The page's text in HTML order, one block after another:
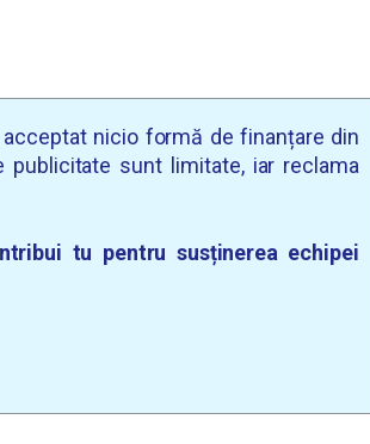
nicio formă de finanțare din
publicitate sunt limitate, iar reclama
tu pentru susținerea echipei